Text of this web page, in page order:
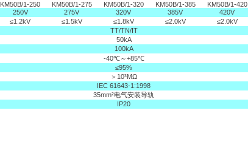
KM50B/1-250 KM50B/1-275 KM50B/1-320 KM50B/1-385
KM50B/1-420
250V 275V 320V 385V
420V
≤1.2kV ≤1.5kV ≤1.8kV ≤2.0kV
≤2.0kV
TT/TN/IT
50kA
100kA
-40℃～+85℃
≤95%
＞10³MΩ
IEC 61643-1:1998
35mm²电气安装导轨
IP20